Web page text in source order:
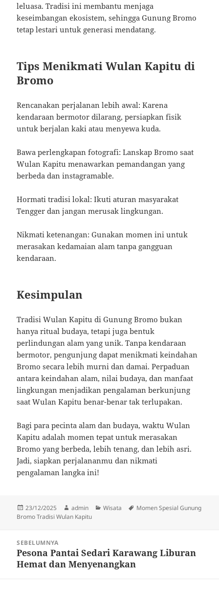
leluasa. Tradisi ini membantu menjaga
keseimbangan ekosistem, sehingga Gunung Bromo
tetap lestari untuk generasi mendatang.
Tips Menikmati Wulan Kapitu di
Bromo
Rencanakan perjalanan lebih awal: Karena
kendaraan bermotor dilarang, persiapkan fisik
untuk berjalan kaki atau menyewa kuda.
Bawa perlengkapan fotografi: Lanskap Bromo saat
Wulan Kapitu menawarkan pemandangan yang
berbeda dan instagramable.
Hormati tradisi lokal: Ikuti aturan masyarakat
Tengger dan jangan merusak lingkungan.
Nikmati ketenangan: Gunakan momen ini untuk
merasakan kedamaian alam tanpa gangguan
kendaraan.
Kesimpulan
Tradisi Wulan Kapitu di Gunung Bromo bukan
hanya ritual budaya, tetapi juga bentuk
perlindungan alam yang unik. Tanpa kendaraan
bermotor, pengunjung dapat menikmati keindahan
Bromo secara lebih murni dan damai. Perpaduan
antara keindahan alam, nilai budaya, dan manfaat
lingkungan menjadikan pengalaman berkunjung
saat Wulan Kapitu benar-benar tak terlupakan.
Bagi para pecinta alam dan budaya, waktu Wulan
Kapitu adalah momen tepat untuk merasakan
Bromo yang berbeda, lebih tenang, dan lebih asri.
Jadi, siapkan perjalananmu dan nikmati
pengalaman langka ini!
Diposkan
pada
23/12/2025 Penulis
admin Kategori
Wisata Tag
Momen Spesial Gunung
Bromo Tradisi Wulan Kapitu
SEBELUMNYA
Pos
sebelumnya:
Pesona Pantai Sedari Karawang Liburan
Hemat dan Menyenangkan